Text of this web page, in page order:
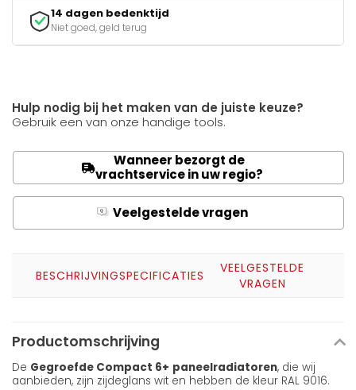
14 dagen bedenktijd
Niet goed, geld terug
Hulp nodig bij het maken van de juiste keuze?
Gebruik een van onze handige tools.
Wanneer bezorgt de
vrachtservice in uw regio?
Q Veelgestelde vragen
BESCHRIJVINGSPECIFICATIES
VEELGESTELDE
VRAGEN
Productomschrijving
De Gegroefde Compact 6+ paneelradiatoren, die wij
aanbieden, zijn zijdeglans wit en hebben de kleur RAL 9016.